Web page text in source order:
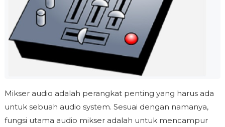
Mikser audio adalah perangkat penting yang harus ada
untuk sebuah audio system. Sesuai dengan namanya,
fungsi utama audio mikser adalah untuk mencampur